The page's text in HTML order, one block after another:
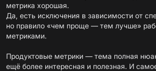
метрика хорошая.
Да, есть исключения в зависимости от
но правило «чем проще — тем лучше»
метриками.
Продуктовые метрики — тема полная
ещё более интересная и полезная. И